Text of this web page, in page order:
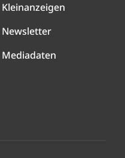
Kleinanzeigen
Newsletter
Mediadaten